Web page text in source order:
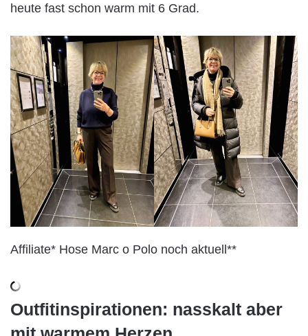
heute fast schon warm mit 6 Grad.
Affiliate* Hose Marc o Polo noch aktuell**
Outfitinspirationen: nasskalt aber